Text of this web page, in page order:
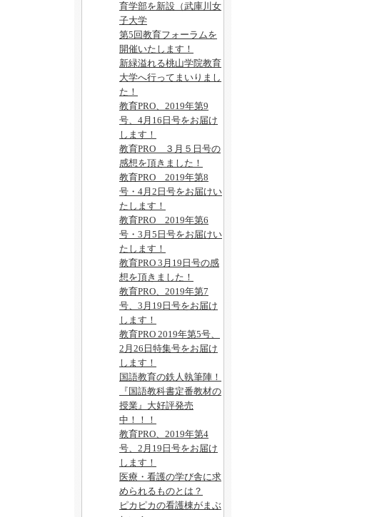
育学部を新設（武庫川女
子大学
第5回教育フォーラムを
開催いたします！
新緑溢れる桃山学院教育
大学へ行ってまいりまし
た！
教育PRO、2019年第9
号、4月16日号をお届け
します！
教育PRO ３月５日号の
感想を頂きました！
教育PRO 2019年第8
号・4月2日号をお届けい
たします！
教育PRO 2019年第6
号・3月5日号をお届けい
たします！
教育PRO 3月19日号の感
想を頂きました！
教育PRO、2019年第7
号、3月19日号をお届け
します！
教育PRO 2019年第5号、
2月26日特集号をお届け
します！
国語教育の鉄人執筆陣！
『国語教科書定番教材の
授業』大好評発売
中！！！
教育PRO、2019年第4
号、2月19日号をお届け
します！
医療・看護の学び舎に求
められるものとは？
ピカピカの看護棟がまぶ